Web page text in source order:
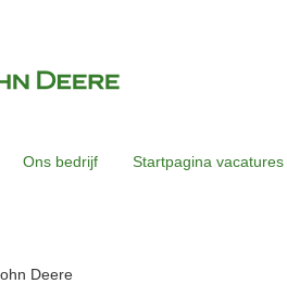
Ons bedrijf Startpagina vacatures
Deere(huidige